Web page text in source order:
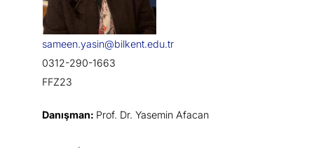
sameen.yasin@bilkent.edu.tr
0312-290-1663
FFZ23
Danışman: Prof. Dr. Yasemin Afacan